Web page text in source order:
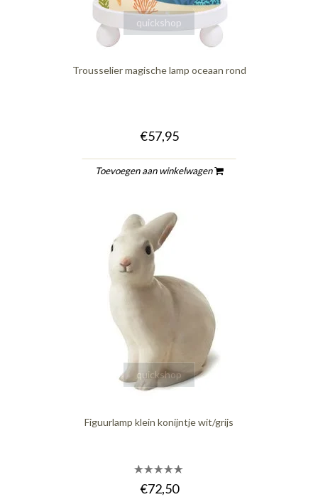
quickshop
Trousselier magische lamp oceaan rond
€57,95
Toevoegen aan winkelwagen
quickshop
Figuurlamp klein konijntje wit/grijs
€72,50